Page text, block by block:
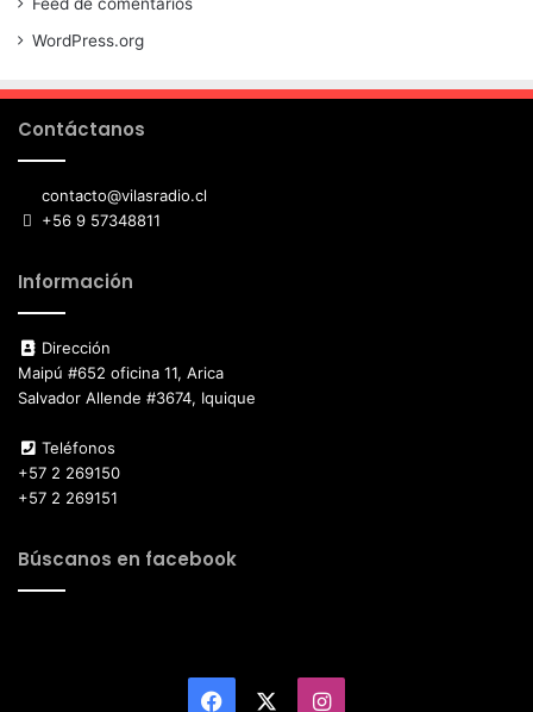
WordPress.org
Contáctanos
contacto@vilasradio.cl
+56 9 57348811
Información
Dirección
Maipú #652 oficina 11, Arica
Salvador Allende #3674, Iquique
Teléfonos
+57 2 269150
+57 2 269151
Búscanos en facebook
Facebook Instagram